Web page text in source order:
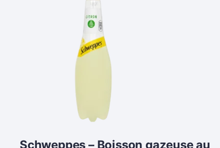
Schweppes – Boisson gazeuse au